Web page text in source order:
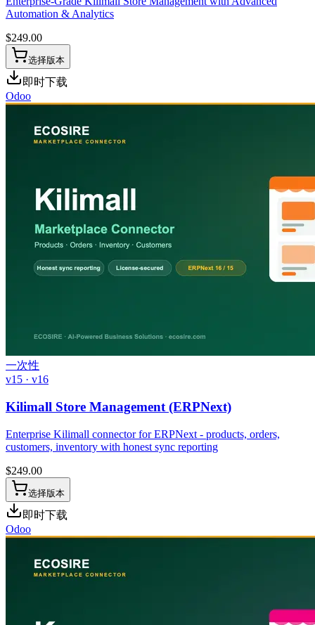
Automation & Analytics
$249.00
选择版本
即时下载
Odoo
一次性
v15 · v16
Kilimall Store Management (ERPNext)
Enterprise Kilimall connector for ERPNext - products, orders,
customers, inventory with honest sync reporting
$249.00
选择版本
即时下载
Odoo